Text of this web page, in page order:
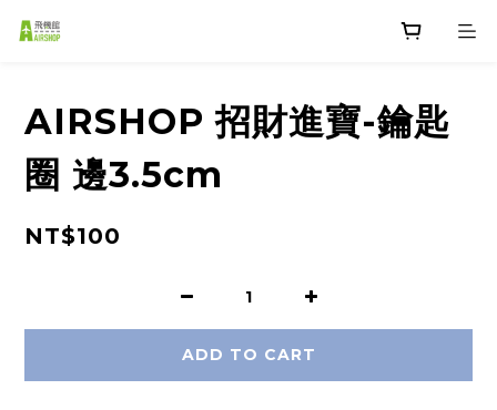
AIRSHOP 招財進寶-鑰匙
圈 邊3.5cm
NT$100
ADD TO CART